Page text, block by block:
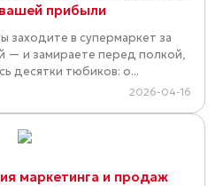
прибыли
заходите в супермаркет за
— и замираете перед полкой,
десятки тюбиков: о...
2026-04-16
маркетинга и продаж